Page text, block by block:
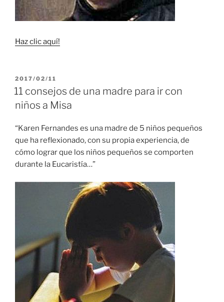
Haz clic aquí!
PUBLICADO
EL
2017/02/11
11 consejos de una madre para ir con
niños a Misa
“Karen Fernandes es una madre de 5 niños pequeños
que ha reflexionado, con su propia experiencia, de
cómo lograr que los niños pequeños se comporten
durante la Eucaristía…”